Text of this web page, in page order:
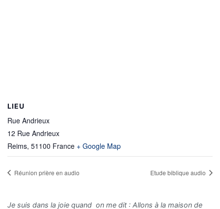
LIEU
Rue Andrieux
12 Rue Andrieux
Reims, 51100 France + Google Map
Réunion prière en audio Etude biblique audio
Je suis dans la joie quand on me dit : Allons à la maison de